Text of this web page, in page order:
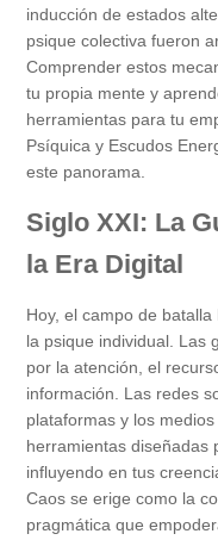
inducción de estados
psique colectiva fueron
Comprender estos
tu propia mente y
herramientas para tu
Psíquica y Escudos
este panorama.
Siglo XXI: La
la Era Digital
Hoy, el campo de
la psique individual. Las
por la atención, el
información. Las redes
plataformas y los
herramientas diseñadas
influyendo en tus
Caos se erige como la
pragmática que